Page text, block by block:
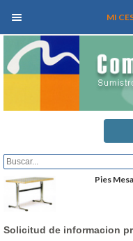
MEN� PRINCIPAL
QUIENES SOMOS
CATALOGOS
MI
Pies
Solicitud de informacion